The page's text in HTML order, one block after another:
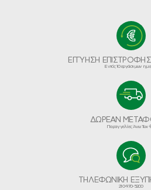
ΕΓΓΥΗΣΗ
Εντός 10 εργάσιμων
ΔΩΡΕΑΝ
Παραγγελίες Άνω Των
ΤΗΛΕΦΩΝΙΚΗ
210-970-5200